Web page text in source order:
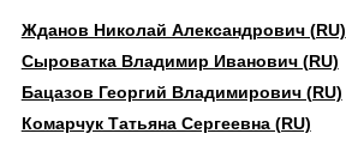
Жданов Николай Александрович (RU)
Сыроватка Владимир Иванович (RU)
Бацазов Георгий Владимирович (RU)
Комарчук Татьяна Сергеевна (RU)